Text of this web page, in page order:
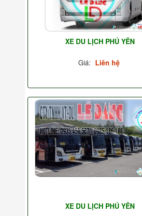
XE DU LỊCH PHÚ YÊN
Giá: Liên hệ
XE DU LỊCH PHÚ YÊN